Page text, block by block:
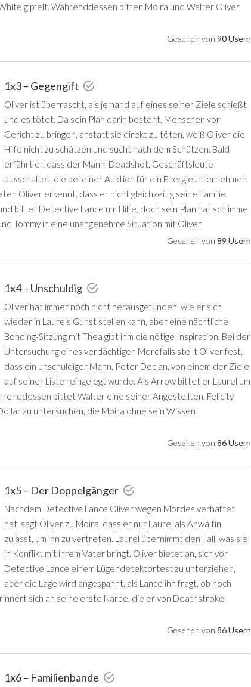
gipfelt. Währenddessen bitten Moira und Walter Oliver,
Gesehen von 90 Usern
1x3 – Gegengift
Oliver ist überrascht, als jemand auf eines seiner Ziele schießt
und es tötet. Da sein Plan darin besteht, Menschen vor
Gericht zu bringen, anstatt sie direkt zu töten, weiß Oliver die
Hilfe nicht zu schätzen und sucht nach dem Schützen. Bald
erfährt er, dass der Mann, Deadshot, Geschäftsleute
ausschaltet, die bei einer Auktion für ein Energieunternehmen
Oliver erkennt, dass er nicht gleichzeitig seine Familie
bittet Detective Lance um Hilfe, doch sein Plan hat schlimme
Tommy in eine unangenehme Situation mit Oliver.
Gesehen von 89 Usern
1x4 – Unschuldig
Oliver hat immer noch nicht herausgefunden, wie er sich
wieder in Laurels Gunst stellen kann, aber eine nächtliche
Bonding-Sitzung mit Thea gibt ihm die nötige Inspiration. Bei der
Untersuchung eines verdächtigen Mordfalls stellt Oliver fest,
dass ein unschuldiger Mann, Peter Declan, von einem der Ziele
auf seiner Liste reingelegt wurde. Als Arrow bittet er Laurel um
bittet Walter eine seiner Angestellten, Felicity
zu untersuchen, die Moira ohne sein Wissen
Gesehen von 86 Usern
1x5 – Der Doppelgänger
Nachdem Detective Lance Oliver wegen Mordes verhaftet
hat, sagt Oliver zu Moira, dass er nur Laurel als Anwältin
zulässt, um ihn zu vertreten. Laurel übernimmt den Fall, was sie
in Konflikt mit ihrem Vater bringt. Oliver bietet an, sich vor
Detective Lance einem Lügendetektortest zu unterziehen,
aber die Lage wird angespannt, als Lance ihn fragt, ob noch
sich an seine erste Narbe, die er von Deathstroke
Gesehen von 86 Usern
1x6 – Familienbande